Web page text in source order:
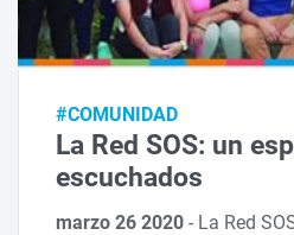
#COMUNIDAD
La Red SOS: un
escuchados
marzo 26 2020- La Red